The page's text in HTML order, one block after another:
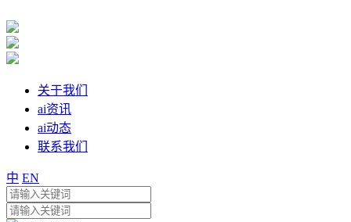
关于我们
ai资讯
ai动态
联系我们
中 EN